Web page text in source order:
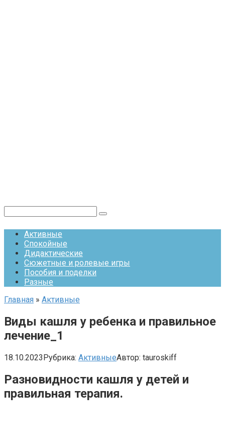
Активные
Спокойные
Дидактические
Сюжетные и ролевые игры
Пособия и поделки
Разные
Главная » Активные
Виды кашля у ребенка и правильное
лечение_1
18.10.2023Рубрика: АктивныеАвтор: tauroskiff
Разновидности кашля у детей и
правильная терапия.